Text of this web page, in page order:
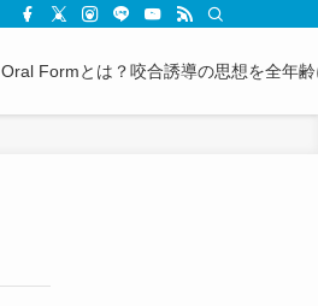
Oral Formとは？咬合誘導の思想を全年